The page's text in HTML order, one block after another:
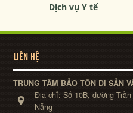
Dịch vụ Y tế
LIÊN HỆ
TRUNG TÂM BẢO TỒN DI SẢN
Địa chỉ:Số 10B, đường
Nẵng